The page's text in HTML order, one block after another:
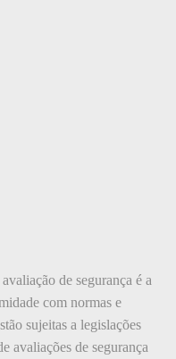
de segurança é a
com normas e
sujeitas a legislações
avaliações de segurança